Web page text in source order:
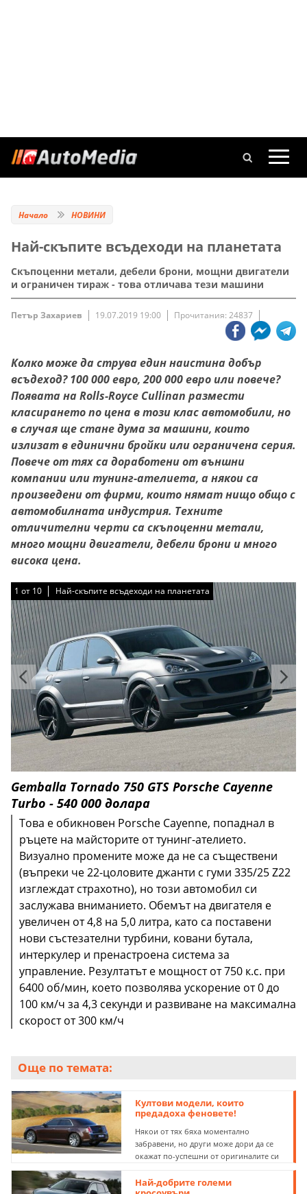
Начало НОВИНИ
Най-скъпите всъдеходи на планетата
Скъпоценни метали, дебели брони, мощни двигатели
и ограничен тираж - това отличава тези машини
Петър Захариев 19.07.2019 19:00 Прочитания: 24837
Колко може да струва един наистина добър
всъдеход? 100 000 евро, 200 000 евро или повече?
Появата на Rolls-Royce Cullinan размести
класирането по цена в този клас автомобили, но
в случая ще стане дума за машини, които
излизат в единични бройки или ограничена серия.
Повече от тях са доработени от външни
компании или тунинг-ателиета, а някои са
произведени от фирми, които нямат нищо общо с
автомобилната индустрия. Техните
отличителни черти са скъпоценни метали,
много мощни двигатели, дебели брони и много
висока цена.
1 от 10 Най-скъпите всъдеходи на планетата
Gemballa Tornado 750 GTS Porsche Cayenne
Turbo - 540 000 долара
Това е обикновен Porsche Cayenne, попаднал в
ръцете на майсторите от тунинг-ателието.
Визуално промените може да не са съществени
(въпреки че 22-цоловите джанти с гуми 335/25 Z22
изглеждат страхотно), но този автомобил си
заслужава вниманието. Обемът на двигателя е
увеличен от 4,8 на 5,0 литра, като са поставени
нови състезателни турбини, ковани бутала,
интеркулер и пренастроена система за
управление. Резултатът е мощност от 750 к.с. при
6400 об/мин, което позволява ускорение от 0 до
100 км/ч за 4,3 секунди и развиване на максимална
скорост от 300 км/ч
1 от 10 Най-скъпите всъдеходи на планетата
1 от 10 Най-скъпите всъдеходи на планетата
1 от 10 Най-скъпите всъдеходи на планетата
1 от 10 Най-скъпите всъдеходи на планетата
1 от 10 Най-скъпите всъдеходи на планетата
1 от 10 Най-скъпите всъдеходи на планетата
1 от 10 Най-скъпите всъдеходи на планетата
1 от 10 Най-скъпите всъдеходи на планетата
1 от 10 Най-скъпите всъдеходи на планетата
Още по темата:
Култови модели, които
предадоха феновете!
Някои от тях бяха моментално
забравени, но други може дори да се
окажат по-успешни от оригиналите си
Най-добрите големи